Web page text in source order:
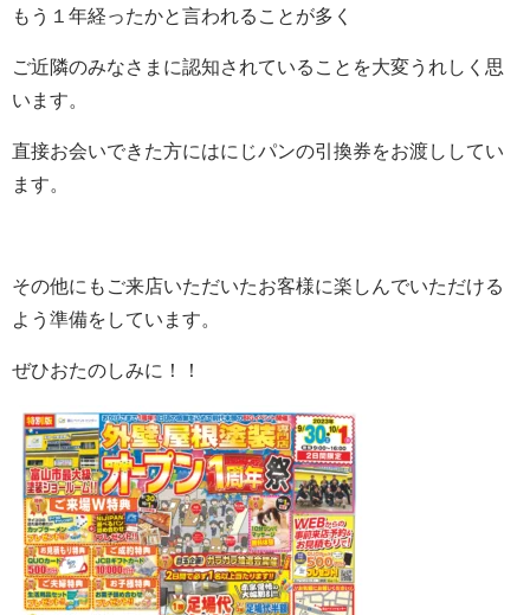
もう１年経ったかと言われることが多く
ご近隣のみなさまに認知されていることを大変うれしく思
います。
直接お会いできた方にはにじパンの引換券をお渡ししてい
ます。
その他にもご来店いただいたお客様に楽しんでいただける
よう準備をしています。
ぜひおたのしみに！！